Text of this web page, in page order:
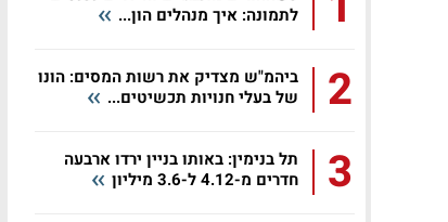
לתמונה: איך מנהלים הון...
2
ביהמ"ש מצדיק את רשות המסים: הונו
של בעלי חנויות תכשיטים...
3
תל בנימין: באותו בניין ירדו ארבעה
חדרים מ-4.12 ל-3.6 מיליון